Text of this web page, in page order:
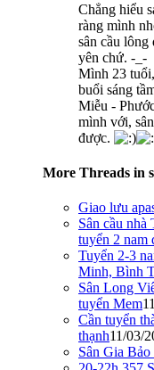
Chẳng hiểu
ràng mình
sân cầu lông
yên chứ. -_-
Mình 23
buổi sáng
Miễu -
mình với,
được.
More Threads in
Giao lưu
Sân cầu
tuyển 2 nam
Tuyển 2-3
Minh, Bình
Sân Long
tuyển Mem
Cần tuyển
thạnh11/03/
Sân Gia